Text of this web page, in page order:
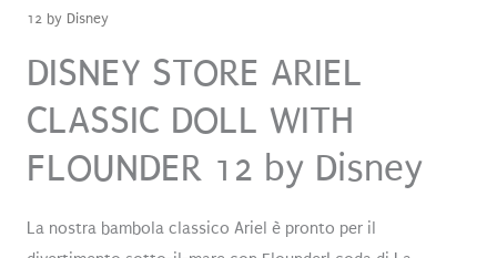
12 by Disney
DISNEY STORE ARIEL
CLASSIC DOLL WITH
FLOUNDER 12 by Disney
La nostra bambola classico Ariel è pronto per il